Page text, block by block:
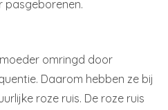
pasgeborenen.
omringd door
Daarom hebben ze bij
roze ruis. De roze ruis